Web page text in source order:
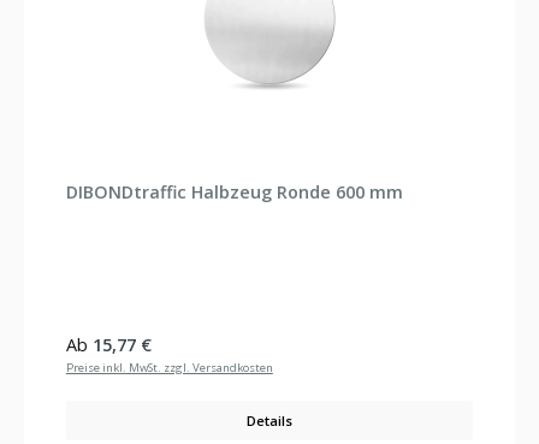
DIBONDtraffic Halbzeug Ronde 600 mm
Regulärer Preis:
Ab 15,77 €
Preise inkl. MwSt. zzgl. Versandkosten
Details